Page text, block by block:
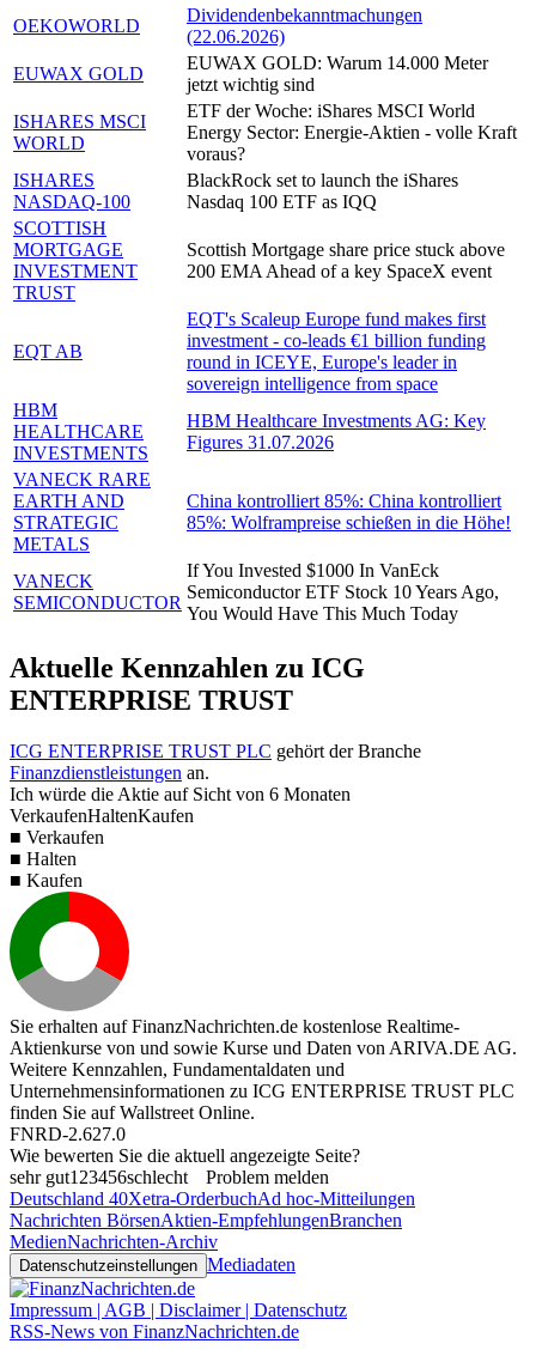
OEKOWORLD
Dividendenbekanntmachungen
(22.06.2026)
EUWAX GOLD
EUWAX GOLD: Warum 14.000 Meter
jetzt wichtig sind
ISHARES MSCI
WORLD
ETF der Woche: iShares MSCI World
Energy Sector: Energie-Aktien - volle Kraft
voraus?
ISHARES
NASDAQ-100
BlackRock set to launch the iShares
Nasdaq 100 ETF as IQQ
SCOTTISH
MORTGAGE
INVESTMENT
TRUST
Scottish Mortgage share price stuck above
200 EMA Ahead of a key SpaceX event
EQT AB
EQT's Scaleup Europe fund makes first
investment - co-leads €1 billion funding
round in ICEYE, Europe's leader in
sovereign intelligence from space
HBM
HEALTHCARE
INVESTMENTS
HBM Healthcare Investments AG: Key
Figures 31.07.2026
VANECK RARE
EARTH AND
STRATEGIC
METALS
China kontrolliert 85%: China kontrolliert
85%: Wolframpreise schießen in die Höhe!
VANECK
SEMICONDUCTOR
If You Invested $1000 In VanEck
Semiconductor ETF Stock 10 Years Ago,
You Would Have This Much Today
Aktuelle Kennzahlen zu ICG
ENTERPRISE TRUST
ICG ENTERPRISE TRUST PLC gehört der Branche
Finanzdienstleistungen an.
Ich würde die Aktie auf Sicht von 6 Monaten
VerkaufenHaltenKaufen
■ Verkaufen
■ Halten
■ Kaufen
Sie erhalten auf FinanzNachrichten.de kostenlose Realtime-
Aktienkurse von und sowie Kurse und Daten von ARIVA.DE AG.
Weitere Kennzahlen, Fundamentaldaten und
Unternehmensinformationen zu ICG ENTERPRISE TRUST PLC
finden Sie aufWallstreet Online.
FNRD-2.627.0
Wie bewerten Sie die aktuell angezeigte Seite?
sehr gut1 23456schlecht
Problem melden
Deutschland 40Xetra-OrderbuchAd hoc-Mitteilungen
Nachrichten BörsenAktien-EmpfehlungenBranchen
MedienNachrichten-Archiv
Datenschutzeinstellungen Mediadaten
Impressum | AGB | Disclaimer | Datenschutz
RSS-News von FinanzNachrichten.de